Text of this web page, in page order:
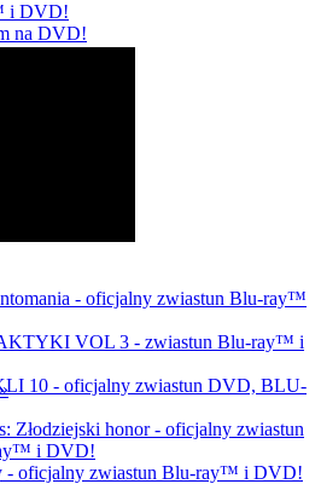
i DVD!
na DVD!
- oficjalny zwiastun Blu-ray™
VOL 3 - zwiastun Blu-ray™ i
10 - oficjalny zwiastun DVD, BLU-
Złodziejski honor - oficjalny zwiastun
i DVD!
- oficjalny zwiastun Blu-ray™ i DVD!